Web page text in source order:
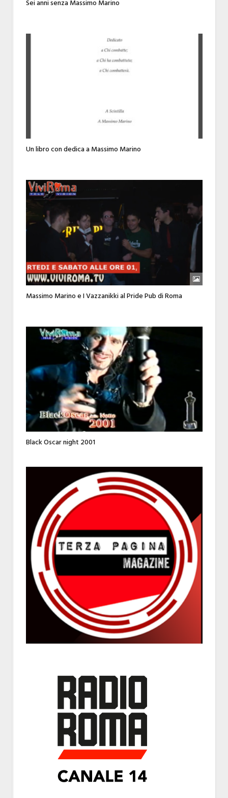
Sei anni senza Massimo Marino
Un libro con dedica a Massimo Marino
Massimo Marino e I Vazzanikki al Pride Pub di Roma
Black Oscar night 2001